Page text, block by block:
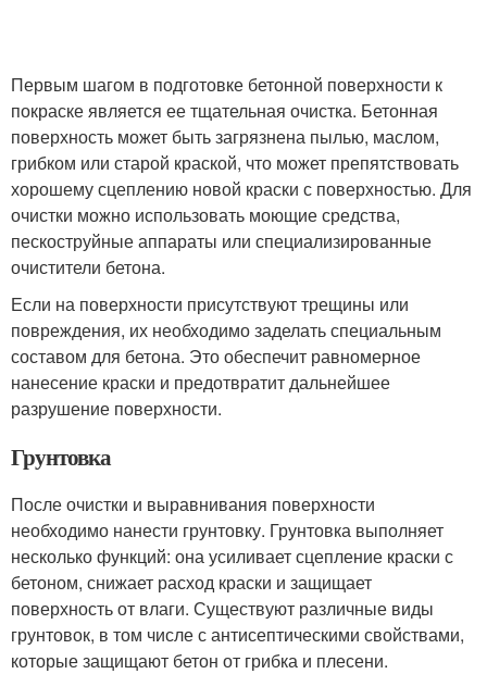
Первым шагом в подготовке бетонной поверхности к
покраске является ее тщательная очистка. Бетонная
поверхность может быть загрязнена пылью, маслом,
грибком или старой краской, что может препятствовать
хорошему сцеплению новой краски с поверхностью. Для
очистки можно использовать моющие средства,
пескоструйные аппараты или специализированные
очистители бетона.
Если на поверхности присутствуют трещины или
повреждения, их необходимо заделать специальным
составом для бетона. Это обеспечит равномерное
нанесение краски и предотвратит дальнейшее
разрушение поверхности.
Грунтовка
После очистки и выравнивания поверхности
необходимо нанести грунтовку. Грунтовка выполняет
несколько функций: она усиливает сцепление краски с
бетоном, снижает расход краски и защищает
поверхность от влаги. Существуют различные виды
грунтовок, в том числе с антисептическими свойствами,
которые защищают бетон от грибка и плесени.